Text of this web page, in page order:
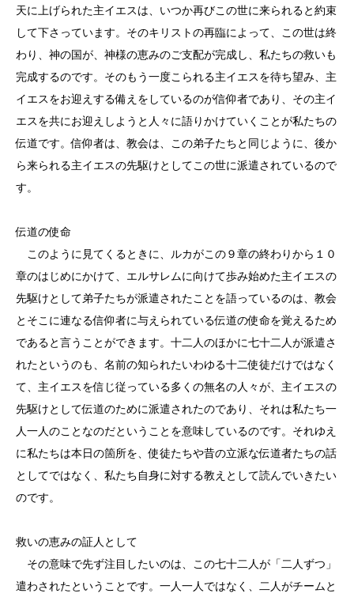
天に上げられた主イエスは、いつか再びこの世に来られると約束
して下さっています。そのキリストの再臨によって、この世は終
わり、神の国が、神様の恵みのご支配が完成し、私たちの救いも
完成するのです。そのもう一度こられる主イエスを待ち望み、主
イエスをお迎えする備えをしているのが信仰者であり、その主イ
エスを共にお迎えしようと人々に語りかけていくことが私たちの
伝道です。信仰者は、教会は、この弟子たちと同じように、後か
ら来られる主イエスの先駆けとしてこの世に派遣されているので
す。
伝道の使命
このように見てくるときに、ルカがこの９章の終わりから１０
章のはじめにかけて、エルサレムに向けて歩み始めた主イエスの
先駆けとして弟子たちが派遣されたことを語っているのは、教会
とそこに連なる信仰者に与えられている伝道の使命を覚えるため
であると言うことができます。十二人のほかに七十二人が派遣さ
れたというのも、名前の知られたいわゆる十二使徒だけではなく
て、主イエスを信じ従っている多くの無名の人々が、主イエスの
先駆けとして伝道のために派遣されたのであり、それは私たち一
人一人のことなのだということを意味しているのです。それゆえ
に私たちは本日の箇所を、使徒たちや昔の立派な伝道者たちの話
としてではなく、私たち自身に対する教えとして読んでいきたい
のです。
救いの恵みの証人として
その意味で先ず注目したいのは、この七十二人が「二人ずつ」
遣わされたということです。一人一人ではなく、二人がチームと